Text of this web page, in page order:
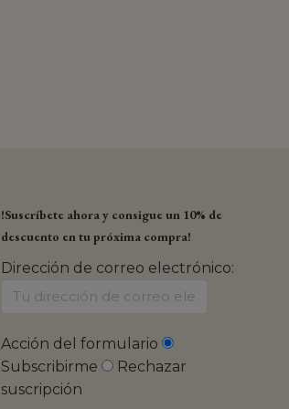
!Suscríbete ahora y consigue un 10% de
descuento en tu próxima compra!
Dirección de correo electrónico:
Acción del formulario
Subscribirme
Rechazar
suscripción